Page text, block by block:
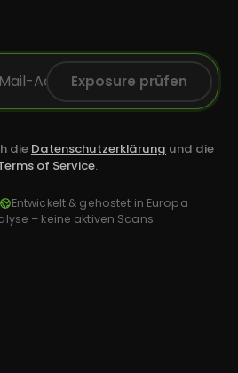
Exposure prüfen
die Datenschutzerklärung und die
of Service.
Entwickelt & gehostet in Europa
– keine aktiven Scans